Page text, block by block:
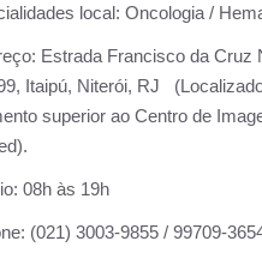
local: Oncologia /
Estrada Francisco da Cruz
Itaipú, Niterói, RJ
superior ao Centro de
08h às 19h
(021) 3003-9855 / 99709-